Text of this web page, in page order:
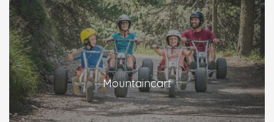
Mountaincart